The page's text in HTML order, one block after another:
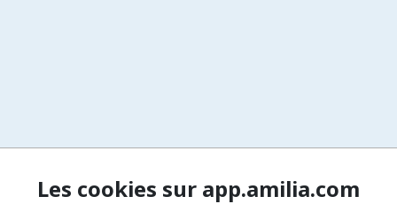
Les cookies sur app.amilia.com